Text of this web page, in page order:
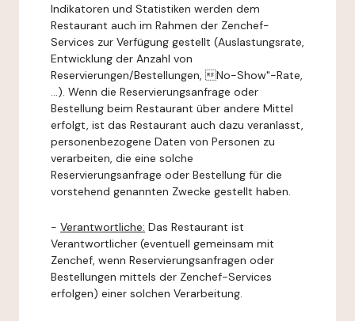
Indikatoren und Statistiken werden dem
Restaurant auch im Rahmen der Zenchef-
Services zur Verfügung gestellt (Auslastungsrate,
Entwicklung der Anzahl von
Reservierungen/Bestellungen, No-Show"-Rate,
...). Wenn die Reservierungsanfrage oder
Bestellung beim Restaurant über andere Mittel
erfolgt, ist das Restaurant auch dazu veranlasst,
personenbezogene Daten von Personen zu
verarbeiten, die eine solche
Reservierungsanfrage oder Bestellung für die
vorstehend genannten Zwecke gestellt haben.
- Verantwortliche: Das Restaurant ist
Verantwortlicher (eventuell gemeinsam mit
Zenchef, wenn Reservierungsanfragen oder
Bestellungen mittels der Zenchef-Services
erfolgen) einer solchen Verarbeitung.